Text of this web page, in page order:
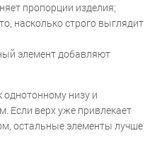
пропорции изделия;
насколько строго выглядит
элемент добавляют
однотонному низу и
Если верх уже привлекает
остальные элементы лучше